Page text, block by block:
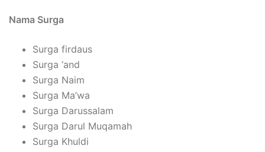
Nama Surga
Surga firdaus
Surga ‘and
Surga Naim
Surga Ma’wa
Surga Darussalam
Surga Darul Muqamah
Surga Khuldi